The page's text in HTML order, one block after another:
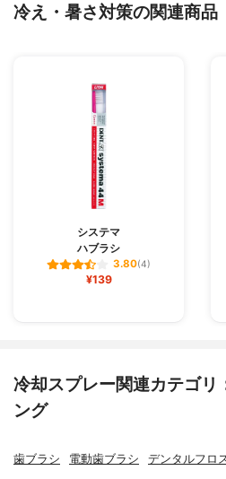
冷え・暑さ対策の関連商品
システマ
ハブラシ
3.80(4)
¥139
冷却スプレー関連カテゴリ
ング
歯ブラシ 電動歯ブラシ デンタルフロ